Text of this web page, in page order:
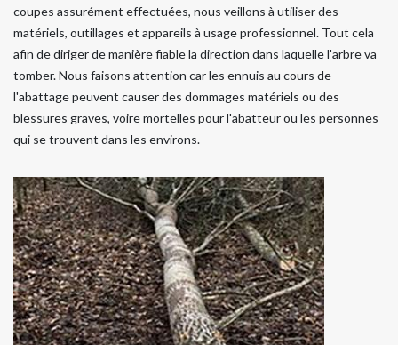
coupes assurément effectuées, nous veillons à utiliser des
matériels, outillages et appareils à usage professionnel. Tout cela
afin de diriger de manière fiable la direction dans laquelle l'arbre va
tomber. Nous faisons attention car les ennuis au cours de
l'abattage peuvent causer des dommages matériels ou des
blessures graves, voire mortelles pour l'abatteur ou les personnes
qui se trouvent dans les environs.